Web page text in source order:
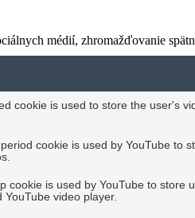
médií, zhromažďovanie
cookie is used to store the user's
cookie is used by YouTube to
cookie is used by YouTube to store
video player.